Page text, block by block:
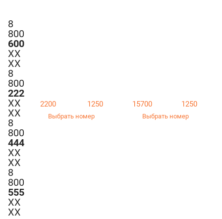
8
800
600
ХХ
ХХ
8
800
222
ХХ
ХХ
8
800
444
ХХ
ХХ
8
800
555
ХХ
ХХ
2200 1250
Выбрать номер
15700 1250
Выбрать номер